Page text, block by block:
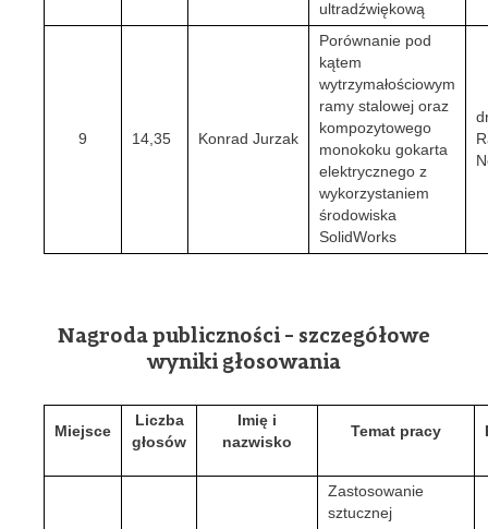
ultradźwiękową
9 14,35 Konrad Jurzak
Porównanie pod
kątem
wytrzymałościowym
ramy stalowej oraz
kompozytowego
monokoku gokarta
elektrycznego z
wykorzystaniem
środowiska
SolidWorks
Nagroda publiczności - szczegółowe
wyniki głosowania
Miejsce
Liczba
głosów
Imię i
nazwisko
Temat pracy
Zastosowanie
sztucznej